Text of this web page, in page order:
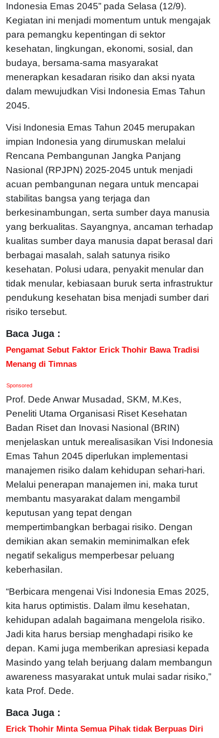
Indonesia Emas 2045” pada Selasa (12/9).
Kegiatan ini menjadi momentum untuk mengajak
para pemangku kepentingan di sektor
kesehatan, lingkungan, ekonomi, sosial, dan
budaya, bersama-sama masyarakat
menerapkan kesadaran risiko dan aksi nyata
dalam mewujudkan Visi Indonesia Emas Tahun
2045.
Visi Indonesia Emas Tahun 2045 merupakan
impian Indonesia yang dirumuskan melalui
Rencana Pembangunan Jangka Panjang
Nasional (RPJPN) 2025-2045 untuk menjadi
acuan pembangunan negara untuk mencapai
stabilitas bangsa yang terjaga dan
berkesinambungan, serta sumber daya manusia
yang berkualitas. Sayangnya, ancaman terhadap
kualitas sumber daya manusia dapat berasal dari
berbagai masalah, salah satunya risiko
kesehatan. Polusi udara, penyakit menular dan
tidak menular, kebiasaan buruk serta infrastruktur
pendukung kesehatan bisa menjadi sumber dari
risiko tersebut.
Baca Juga :
Pengamat Sebut Faktor Erick Thohir Bawa Tradisi
Menang di Timnas
Sponsored
Prof. Dede Anwar Musadad, SKM, M.Kes,
Peneliti Utama Organisasi Riset Kesehatan
Badan Riset dan Inovasi Nasional (BRIN)
menjelaskan untuk merealisasikan Visi Indonesia
Emas Tahun 2045 diperlukan implementasi
manajemen risiko dalam kehidupan sehari-hari.
Melalui penerapan manajemen ini, maka turut
membantu masyarakat dalam mengambil
keputusan yang tepat dengan
mempertimbangkan berbagai risiko. Dengan
demikian akan semakin meminimalkan efek
negatif sekaligus memperbesar peluang
keberhasilan.
“Berbicara mengenai Visi Indonesia Emas 2025,
kita harus optimistis. Dalam ilmu kesehatan,
kehidupan adalah bagaimana mengelola risiko.
Jadi kita harus bersiap menghadapi risiko ke
depan. Kami juga memberikan apresiasi kepada
Masindo yang telah berjuang dalam membangun
awareness masyarakat untuk mulai sadar risiko,”
kata Prof. Dede.
Baca Juga :
Erick Thohir Minta Semua Pihak tidak Berpuas Diri